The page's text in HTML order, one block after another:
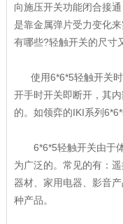
向施压开关功能闭合接
是靠金属弹片受力变化
有哪些?轻触开关的尺寸
使用6*6*5轻触开关时
开手时开关即断开，其
的。如领弈的IKI系列
6*6*5轻触开关由于体
为广泛的。常见的有：
器材、家用电器、影音
种产品。